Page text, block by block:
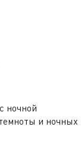
ночной
и ночных